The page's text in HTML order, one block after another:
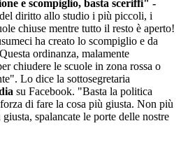
e scompiglio, basta sceriffi" -
diritto allo studio i più piccoli, i
chiuse mentre tutto il resto è aperto!
ha creato lo scompiglio e da
ordinanza, malamente
chiudere le scuole in zona rossa o
Lo dice la sottosegretaria
su Facebook. "Basta la politica
di fare la cosa più giusta. Non più
spalancate le porte delle nostre